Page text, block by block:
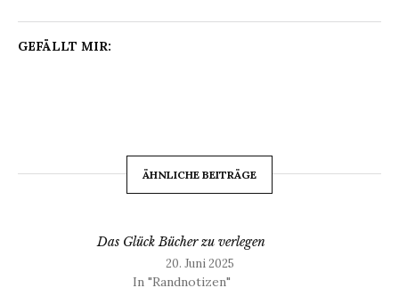
GEFÄLLT MIR:
ÄHNLICHE BEITRÄGE
Das Glück Bücher zu verlegen
20. Juni 2025
In "Randnotizen"